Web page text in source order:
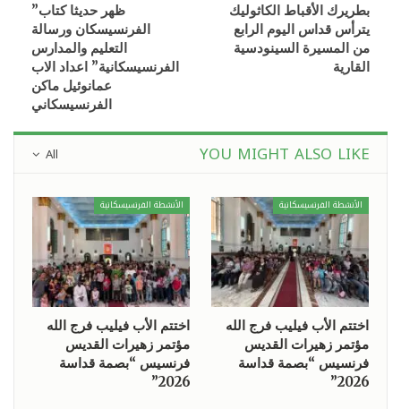
بطريرك الأقباط الكاثوليك
يترأس قداس اليوم الرابع
من المسيرة السينودسية
القارية
ظهر حديثا كتاب”
الفرنسيسكان ورسالة
التعليم والمدارس
الفرنسيسكانية” اعداد الاب
عمانوئيل ماكن
الفرنسيسكاني
All YOU MIGHT ALSO LIKE
الأنشطة الفرنسيسكانية
اختتم الأب فيليب فرج الله
مؤتمر زهيرات القديس
فرنسيس “بصمة قداسة
2026”
الأنشطة الفرنسيسكانية
اختتم الأب فيليب فرج الله
مؤتمر زهيرات القديس
فرنسيس “بصمة قداسة
2026”